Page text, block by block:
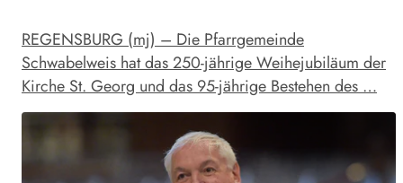
REGENSBURG (mj) – Die Pfarrgemeinde
Schwabelweis hat das 250-jährige Weihejubiläum der
Kirche St. Georg und das 95-jährige Bestehen des …